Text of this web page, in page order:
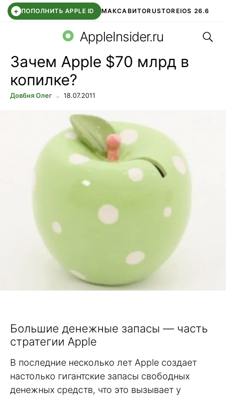
+ ПОПОЛНИТЬ APPLE ID МАКСАВИТОRUSTOREIOS 26.6
СБЕР КИДС ВТБ ОНЛАЙН ЧАТ В ROBLOX
AppleInsider.ru
Зачем Apple $70 млрд в
копилке?
Довбня Олег 18.07.2011
Большие денежные запасы — часть
стратегии Apple
В последние несколько лет Apple создает
настолько гигантские запасы свободных
денежных средств, что это вызывает у